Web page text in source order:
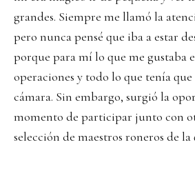
grandes. Siempre me llamó la
pero nunca pensé que iba a estar
porque para mí lo que me gustaba
operaciones y todo lo que tenía
cámara. Sin embargo, surgió la
momento de participar junto con
selección de maestros roneros de